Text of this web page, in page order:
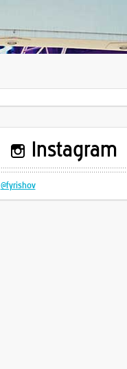
Instagram
@fyrishov